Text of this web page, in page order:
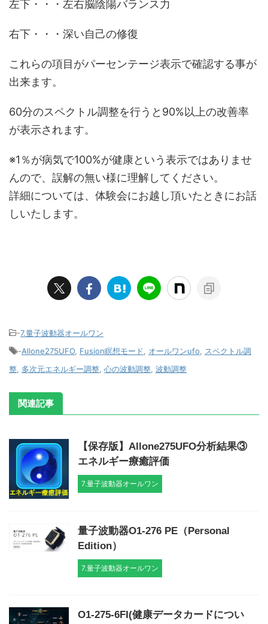
左下・・・左右脳陰陽バランス力
右下・・・深い自己の修復
これらの項目がパーセンテージ表示で確認する事が
出来ます。
60分のスペクトル調整を行うと90%以上の改善率
が表示されます。
※1％が病気で100%が健康という表示ではありませ
んので、誤解の無い様に理解してください。
詳細については、体験会にお越し頂いたときにお話
しいたします。
-7.量子波動器オールワン
-Allone275UFO Fusion瞑想モード オールワンufo
スペクトル調
整 多次元エネルギー調整 心の波動調整 波動調整
関連記事
【保存版】Allone275UFO分析結果③
エネルギー療癒評価
7.量子波動器オールワン
量子波動器O1-276 PE（Personal
Edition）
7.量子波動器オールワン
O1-275-6FI(健康データカードについ